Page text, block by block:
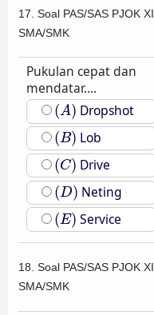
17. Soal PAS/SAS PJOK XI
SMA/SMK
Pukulan cepat dan
mendatar....
(A)
(A) Dropshot
(B)
(B) Lob
(C)
(C) Drive
(D)
(D) Neting
(E)
(E) Service
18. Soal PAS/SAS PJOK XI
SMA/SMK